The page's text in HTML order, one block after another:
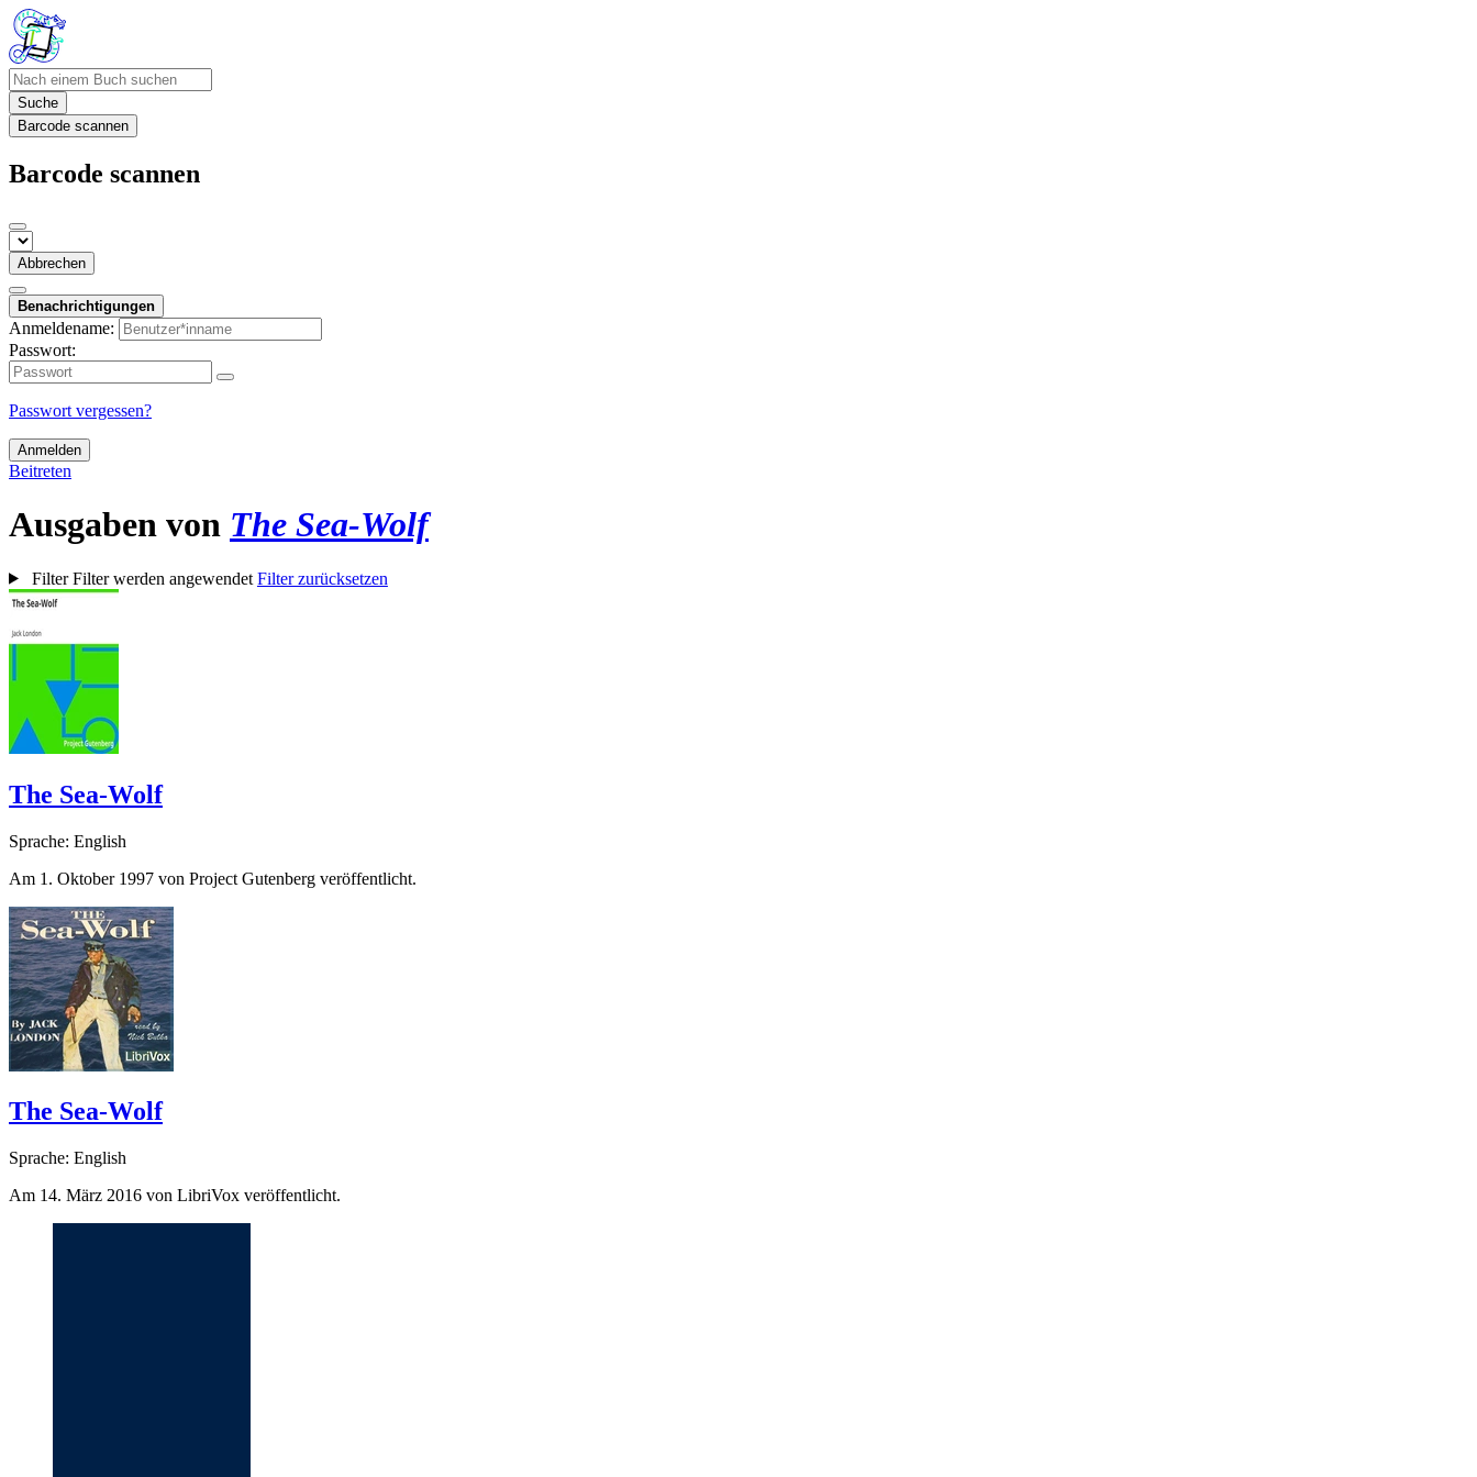
Suche
Barcode scannen
Barcode scannen
Abbrechen
Benachrichtigungen
Anmeldename:
Passwort:
Passwort vergessen?
Anmelden
Beitreten
Ausgaben von The Sea-Wolf
FilterFilter werden angewendet Filter zurücksetzen
The Sea-Wolf
Sprache: English
Am 1. Oktober 1997 von Project Gutenberg veröffentlicht.
The Sea-Wolf
Sprache: English
Am 14. März 2016 von LibriVox veröffentlicht.